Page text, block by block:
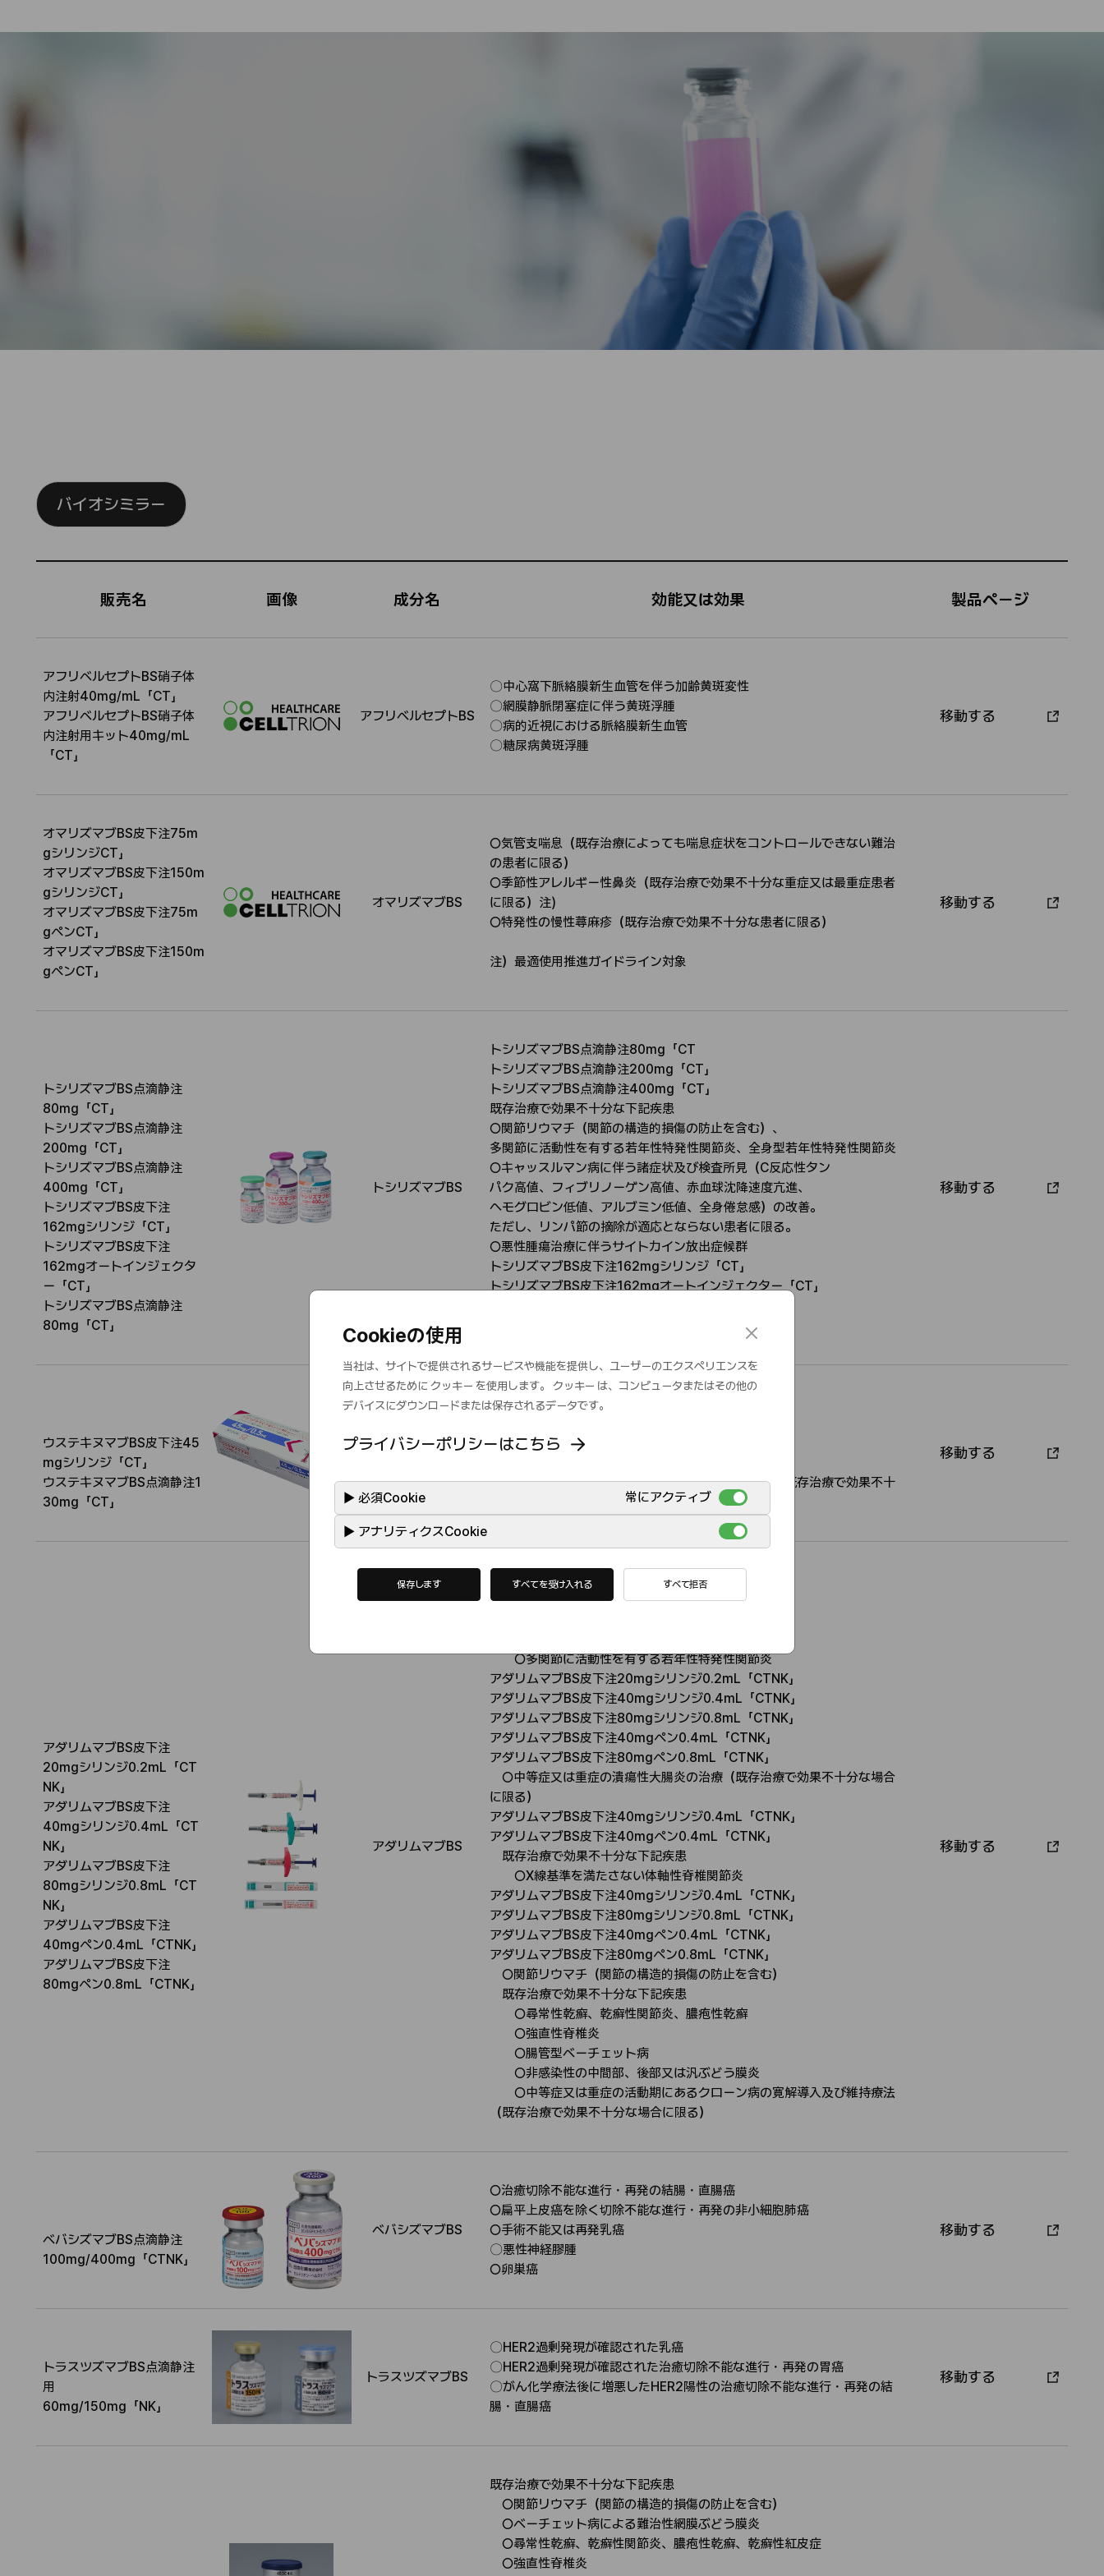
バイオシミラー
ー
販売名 画像 成分名 効能又は効果​ 製品ページ​
名
称
アフリベルセプトBS硝子体
内注射40mg/mL「CT」
アフリベルセプトBS硝子体
内注射用キット40mg/mL
「CT」
アフリベルセプトBS
適
応
〇中心窩下脈絡膜新生血管を伴う加齢黄斑変性
〇網膜静脈閉塞症に伴う黄斑浮腫
〇病的近視における脈絡膜新生血管
〇糖尿病黄斑浮腫
移動する
名
称
オマリズマブBS皮下注75m
gシリンジCT」
オマリズマブBS皮下注150m
gシリンジCT」
オマリズマブBS皮下注75m
gペンCT」
オマリズマブBS皮下注150m
gペンCT」
オマリズマブBS
適
応
○気管支喘息（既存治療によっても喘息症状をコントロールできない難治
の患者に限る）
○季節性アレルギー性鼻炎（既存治療で効果不十分な重症又は最重症患者
に限る）注)
○特発性の慢性蕁麻疹（既存治療で効果不十分な患者に限る）
注）最適使用推進ガイドライン対象
移動する
名
称
トシリズマブBS点滴静注
80mg「CT」​
トシリズマブBS点滴静注
200mg「CT」​
トシリズマブBS点滴静注
400mg「CT」​
トシリズマブBS皮下注
162mgシリンジ「CT」​
トシリズマブBS皮下注
162mgオートインジェクタ
ー「CT」​
トシリズマブBS点滴静注
80mg「CT」​
トシリズマブBS​
適
トシリズマブBS点滴静注80mg「CT
トシリズマブBS点滴静注200mg「CT」​
トシリズマブBS点滴静注400mg「CT」​
既存治療で効果不十分な下記疾患​
○関節リウマチ（関節の構造的損傷の防止を含む）、
多関節に​活動性を有する若年性特発性関節炎、全身型若年性特発性関​節炎​
○キャッスルマン病に伴う諸症状及び検査所見（C反応性タン​
パク高値、フィブリノーゲン高値、赤血球沈降速度亢進、
ヘ​モグロビン低値、アルブミン低値、全身倦怠感）の改善。
た​だし、リンパ節の摘除が適応とならない患者に限る。​
○悪性腫瘍治療に伴うサイトカイン放出症候群​
トシリズマブBS皮下注162mgシリンジ「CT」​
トシリズマブBS皮下注162mgオートインジェクター「CT」​
○関節リウマチ（関節の構造的損傷の防止を含む）​
移動する
名
称
ウステキヌマブBS皮下注45
mgシリンジ「CT」
ウステキヌマブBS点滴静注1
30mg「CT」
N
N
ウステキヌマブBS
応
ウステキヌマブBS皮下注45mgシリンジ「CT」
○尋常性乾癬、乾癬性関節炎
○中等症から重症の活動期クローン病の導入療法（既存治療で効果不十
移動する
名
称
アダリムマブBS皮下注
20mgシリンジ0.2mL「CT
NK」
アダリムマブBS皮下注
40mgシリンジ0.4mL「CT
NK」
アダリムマブBS皮下注
80mgシリンジ0.8mL「CT
NK」
アダリムマブBS皮下注
40mgペン0.4mL「CTNK」
アダリムマブBS皮下注
80mgペン0.8mL「CTNK」
アダリムマブBS
アダリムマブBS皮下注20mgシリンジ0.2mL「CTNK」
アダリムマブBS皮下注40mgシリンジ0.4mL「CTNK」
○多関節に活動性を有する若年性特発性関節炎
アダリムマブBS皮下注20mgシリンジ0.2mL「CTNK」
アダリムマブBS皮下注40mgシリンジ0.4mL「CTNK」
アダリムマブBS皮下注80mgシリンジ0.8mL「CTNK」
アダリムマブBS皮下注40mgペン0.4mL「CTNK」
アダリムマブBS皮下注80mgペン0.8mL「CTNK」
○中等症又は重症の潰瘍性大腸炎の治療（既存治療で効果不十分な場合
に限る）
アダリムマブBS皮下注40mgシリンジ0.4mL「CTNK」
アダリムマブBS皮下注40mgペン0.4mL「CTNK」
既存治療で効果不十分な下記疾患
○X線基準を満たさない体軸性脊椎関節炎
アダリムマブBS皮下注40mgシリンジ0.4mL「CTNK」
アダリムマブBS皮下注80mgシリンジ0.8mL「CTNK」
アダリムマブBS皮下注40mgペン0.4mL「CTNK」
アダリムマブBS皮下注80mgペン0.8mL「CTNK」
○関節リウマチ（関節の構造的損傷の防止を含む）
既存治療で効果不十分な下記疾患
○尋常性乾癬、乾癬性関節炎、膿疱性乾癬
○強直性脊椎炎
○腸管型ベーチェット病
○非感染性の中間部、後部又は汎ぶどう膜炎
○中等症又は重症の活動期にあるクローン病の寛解導入及び維持療法
（既存治療で効果不十分な場合に限る）
移動する
名
称
ベバシズマブBS点滴静注
100mg/400mg「CTNK」
ベバシズマブBS
適
応
○治癒切除不能な進行・再発の結腸・直腸癌
○扁平上皮癌を除く切除不能な進行・再発の非小細胞肺癌
○手術不能又は再発乳癌
〇悪性神経膠腫
○卵巣癌
移動する
名
称
トラスツズマブBS点滴静注
用
60mg/150mg「NK」
トラスツズマブBS
適
応
〇HER2過剰発現が確認された乳癌
〇HER2過剰発現が確認された治癒切除不能な進行・再発の胃癌
〇がん化学療法後に増悪したHER2陽性の治癒切除不能な進行・再発の結
腸・直腸癌
移動する
既存治療で効果不十分な下記疾患
○関節リウマチ（関節の構造的損傷の防止を含む）
○ベーチェット病による難治性網膜ぶどう膜炎
○尋常性乾癬、乾癬性関節炎、膿疱性乾癬、乾癬性紅皮症
○強直性脊椎炎
Cookieの使用
当社は、サイトで提供されるサービスや機能を提供し、ユーザーのエクスペリエンスを
向上させるために クッキー を使用します。 クッキー は、コンピュータまたはその他の
デバイスにダウンロードまたは保存されるデータです。
プライバシーポリシーはこちら
▶ 必須Cookie 常にアクティブ
▶ アナリティクスCookie
保存します すべてを受け入れる すべて拒否